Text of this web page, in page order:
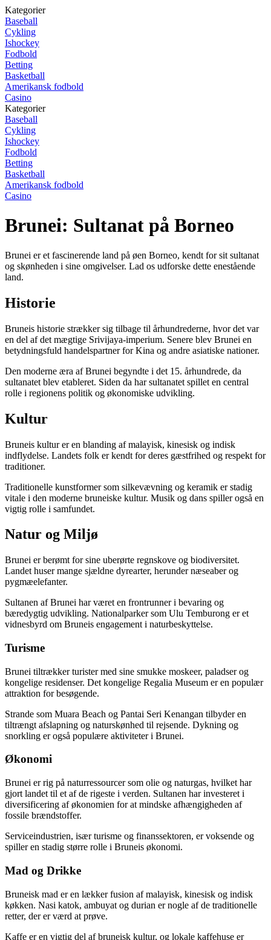
Kategorier
Baseball
Cykling
Ishockey
Fodbold
Betting
Basketball
Amerikansk fodbold
Casino
Kategorier
Baseball
Cykling
Ishockey
Fodbold
Betting
Basketball
Amerikansk fodbold
Casino
Brunei: Sultanat på Borneo
Brunei er et fascinerende land på øen Borneo, kendt for sit sultanat
og skønheden i sine omgivelser. Lad os udforske dette enestående
land.
Historie
Bruneis historie strækker sig tilbage til århundrederne, hvor det var
en del af det mægtige Srivijaya-imperium. Senere blev Brunei en
betydningsfuld handelspartner for Kina og andre asiatiske nationer.
Den moderne æra af Brunei begyndte i det 15. århundrede, da
sultanatet blev etableret. Siden da har sultanatet spillet en central
rolle i regionens politik og økonomiske udvikling.
Kultur
Bruneis kultur er en blanding af malayisk, kinesisk og indisk
indflydelse. Landets folk er kendt for deres gæstfrihed og respekt for
traditioner.
Traditionelle kunstformer som silkevævning og keramik er stadig
vitale i den moderne bruneiske kultur. Musik og dans spiller også en
vigtig rolle i samfundet.
Natur og Miljø
Brunei er berømt for sine uberørte regnskove og biodiversitet.
Landet huser mange sjældne dyrearter, herunder næseaber og
pygmæelefanter.
Sultanen af Brunei har været en frontrunner i bevaring og
bæredygtig udvikling. Nationalparker som Ulu Temburong er et
vidnesbyrd om Bruneis engagement i naturbeskyttelse.
Turisme
Brunei tiltrækker turister med sine smukke moskeer, paladser og
kongelige residenser. Det kongelige Regalia Museum er en populær
attraktion for besøgende.
Strande som Muara Beach og Pantai Seri Kenangan tilbyder en
tiltrængt afslapning og naturskønhed til rejsende. Dykning og
snorkling er også populære aktiviteter i Brunei.
Økonomi
Brunei er rig på naturressourcer som olie og naturgas, hvilket har
gjort landet til et af de rigeste i verden. Sultanen har investeret i
diversificering af økonomien for at mindske afhængigheden af
fossile brændstoffer.
Serviceindustrien, især turisme og finanssektoren, er voksende og
spiller en stadig større rolle i Bruneis økonomi.
Mad og Drikke
Bruneisk mad er en lækker fusion af malayisk, kinesisk og indisk
køkken. Nasi katok, ambuyat og durian er nogle af de traditionelle
retter, der er værd at prøve.
Kaffe er en vigtig del af bruneisk kultur, og lokale kaffehuse er